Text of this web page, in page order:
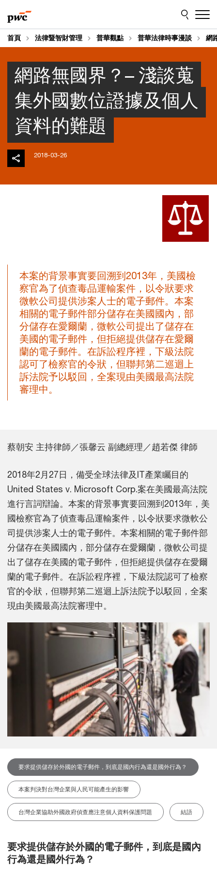
to
content
to
footer
首頁 法律暨智財管理 普華觀點 普華法律時事漫談 網
網路無國界？– 淺談蒐
集外國數位證據及個人
資料的難題
2018-03-26
本案的背景事實要回溯到2013年，美國檢
察官為了偵查毒品運輸案件，以令狀要求
微軟公司提供涉案人士的電子郵件。本案
相關的電子郵件部分儲存在美國國內，部
分儲存在愛爾蘭，微軟公司提出了儲存在
美國的電子郵件，但拒絕提供儲存在愛爾
蘭的電子郵件。在訴訟程序裡，下級法院
認可了檢察官的令狀，但聯邦第二巡迴上
訴法院予以駁回，全案現由美國最高法院
審理中。
蔡朝安 主持律師／張馨云 副總經理／趙若傑 律師
2018年2月27日，備受全球法律及IT產業矚目的
United States v. Microsoft Corp.案在美國最高法院
進行言詞辯論。本案的背景事實要回溯到2013年，美
國檢察官為了偵查毒品運輸案件，以令狀要求微軟公
司提供涉案人士的電子郵件。本案相關的電子郵件部
分儲存在美國國內，部分儲存在愛爾蘭，微軟公司提
出了儲存在美國的電子郵件，但拒絕提供儲存在愛爾
蘭的電子郵件。在訴訟程序裡，下級法院認可了檢察
官的令狀，但聯邦第二巡迴上訴法院予以駁回，全案
現由美國最高法院審理中。
要求提供儲存於外國的電子郵件，到底是國內行為還是國外行為？
本案判決對台灣企業與人民可能產生的影響
台灣企業協助外國政府偵查應注意個人資料保護問題 結語
要求提供儲存於外國的電子郵件，到底是國內
行為還是國外行為？